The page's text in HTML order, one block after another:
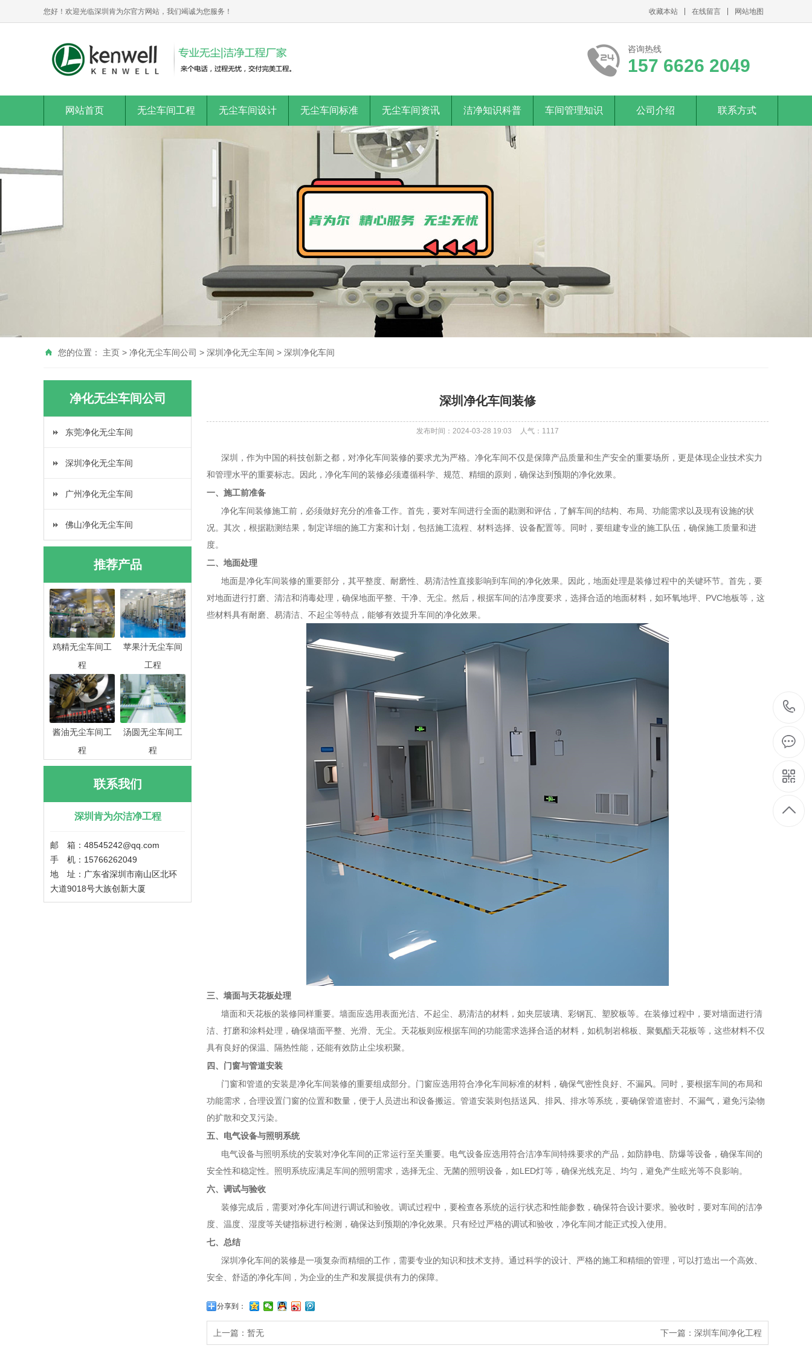
您好！欢迎光临深圳肯为尔官方网站，我们竭诚为您服务！ 收藏本站 在线留言 网站地图
咨询热线
157 6626 2049
网站首页 无尘车间工程 无尘车间设计 无尘车间标准 无尘车间资讯 洁净知识科普 车间管理知识 公司介绍 联系方式
您的位置： 主页 > 净化无尘车间公司 > 深圳净化无尘车间 > 深圳净化车间
净化无尘车间公司
东莞净化无尘车间
深圳净化无尘车间
广州净化无尘车间
佛山净化无尘车间
推荐产品
鸡精无尘车间工
程
苹果汁无尘车间
工程
酱油无尘车间工
程
汤圆无尘车间工
程
联系我们
深圳肯为尔洁净工程
邮 箱：48545242@qq.com
手 机：15766262049
地 址：广东省深圳市南山区北环
大道9018号大族创新大厦
深圳净化车间装修
发布时间：2024-03-28 19:03 人气： 1117
深圳，作为中国的科技创新之都，对净化车间装修的要求尤为严格。净化车间不仅是保障产品质量和生产安全的重要场所，更是体现企业技术实力
和管理水平的重要标志。因此，净化车间的装修必须遵循科学、规范、精细的原则，确保达到预期的净化效果。
一、施工前准备
净化车间装修施工前，必须做好充分的准备工作。首先，要对车间进行全面的勘测和评估，了解车间的结构、布局、功能需求以及现有设施的状
况。其次，根据勘测结果，制定详细的施工方案和计划，包括施工流程、材料选择、设备配置等。同时，要组建专业的施工队伍，确保施工质量和进
度。
二、地面处理
地面是净化车间装修的重要部分，其平整度、耐磨性、易清洁性直接影响到车间的净化效果。因此，地面处理是装修过程中的关键环节。首先，要
对地面进行打磨、清洁和消毒处理，确保地面平整、干净、无尘。然后，根据车间的洁净度要求，选择合适的地面材料，如环氧地坪、PVC地板等，这
些材料具有耐磨、易清洁、不起尘等特点，能够有效提升车间的净化效果。
三、墙面与天花板处理
墙面和天花板的装修同样重要。墙面应选用表面光洁、不起尘、易清洁的材料，如夹层玻璃、彩钢瓦、塑胶板等。在装修过程中，要对墙面进行清
洁、打磨和涂料处理，确保墙面平整、光滑、无尘。天花板则应根据车间的功能需求选择合适的材料，如机制岩棉板、聚氨酯天花板等，这些材料不仅
具有良好的保温、隔热性能，还能有效防止尘埃积聚。
四、门窗与管道安装
门窗和管道的安装是净化车间装修的重要组成部分。门窗应选用符合净化车间标准的材料，确保气密性良好、不漏风。同时，要根据车间的布局和
功能需求，合理设置门窗的位置和数量，便于人员进出和设备搬运。管道安装则包括送风、排风、排水等系统，要确保管道密封、不漏气，避免污染物
的扩散和交叉污染。
五、电气设备与照明系统
电气设备与照明系统的安装对净化车间的正常运行至关重要。电气设备应选用符合洁净车间特殊要求的产品，如防静电、防爆等设备，确保车间的
安全性和稳定性。照明系统应满足车间的照明需求，选择无尘、无菌的照明设备，如LED灯等，确保光线充足、均匀，避免产生眩光等不良影响。
六、调试与验收
装修完成后，需要对净化车间进行调试和验收。调试过程中，要检查各系统的运行状态和性能参数，确保符合设计要求。验收时，要对车间的洁净
度、温度、湿度等关键指标进行检测，确保达到预期的净化效果。只有经过严格的调试和验收，净化车间才能正式投入使用。
七、总结
深圳净化车间的装修是一项复杂而精细的工作，需要专业的知识和技术支持。通过科学的设计、严格的施工和精细的管理，可以打造出一个高效、
安全、舒适的净化车间，为企业的生产和发展提供有力的保障。
分享到：
上一篇：暂无 下一篇：深圳车间净化工程